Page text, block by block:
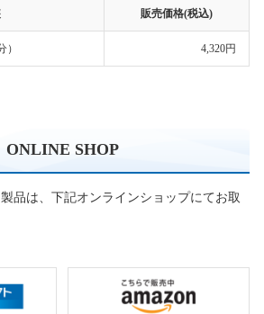
販売価格(税込)
4,320円
ONLINE SHOP
品は、下記オンラインショップにてお取